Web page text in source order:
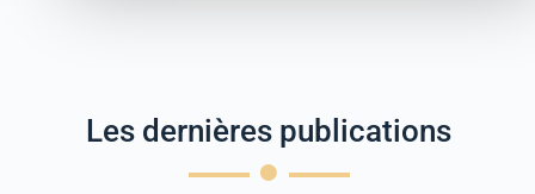
Les dernières publications